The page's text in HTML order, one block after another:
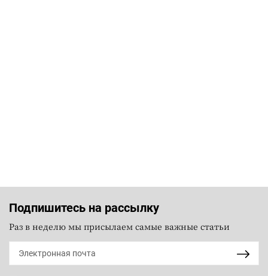
Подпишитесь на рассылку
Раз в неделю мы присылаем самые важные статьи